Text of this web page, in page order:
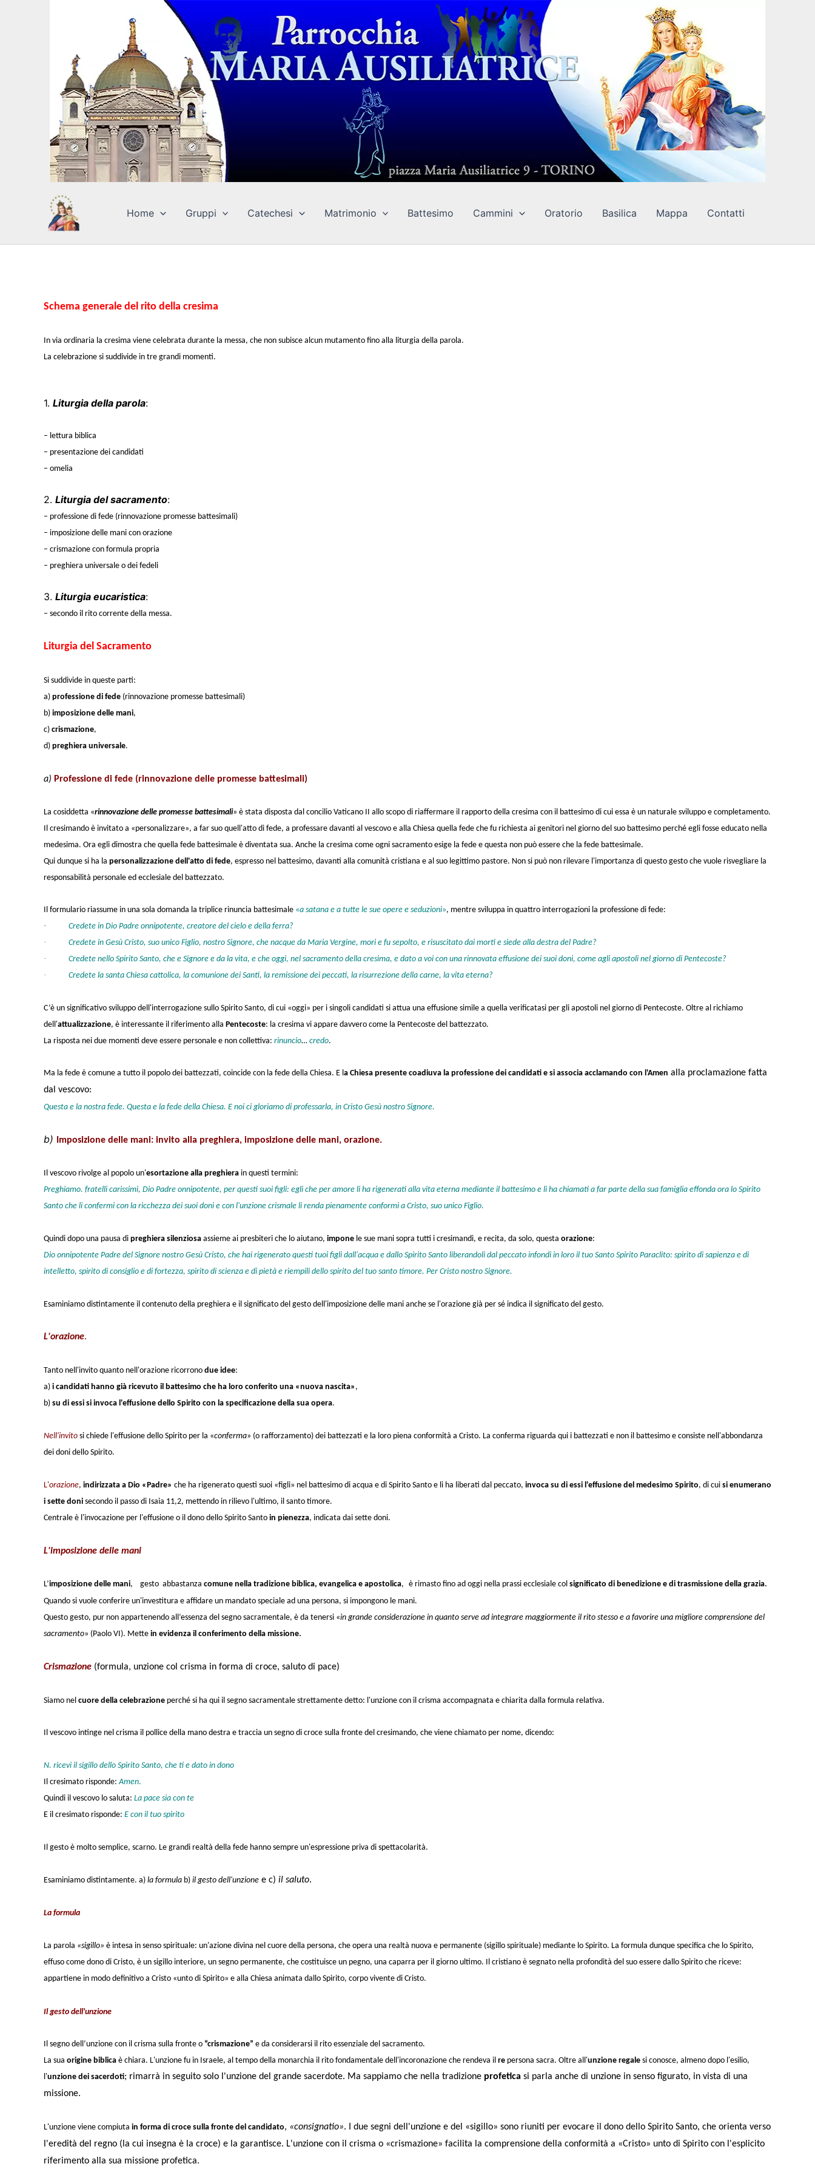
Home Gruppi Catechesi Matrimonio Battesimo Cammini Oratorio Basilica Mappa Contatti
Schema generale del rito della cresima
In via ordinaria la cresima viene celebrata durante la messa, che non subisce alcun mutamento fino alla liturgia della parola.
La celebrazione si suddivide in tre grandi momenti.
1. Liturgia della parola:
– lettura biblica
– presentazione dei candidati
– omelia
2. Liturgia del sacramento:
– professione di fede (rinnovazione promesse battesimali)
– imposizione delle mani con orazione
– crismazione con formula propria
– preghiera universale o dei fedeli
3. Liturgia eucaristica:
– secondo il rito corrente della messa.
Liturgia del Sacramento
Si suddivide in queste parti:
a) professione di fede (rinnovazione promesse battesimali)
b) imposizione delle mani,
c) crismazione,
d) preghiera universale.
a) Professione di fede (rinnovazione delle promesse battesimali)
La cosiddetta «rinnovazione delle promesse battesimali» è stata disposta dal concilio Vaticano II allo scopo di riaffermare il rapporto della cresima con il battesimo di cui essa è un naturale sviluppo e completamento.
Il cresimando è invitato a «personalizzare», a far suo quell'atto di fede, a professare davanti al vescovo e alla Chiesa quella fede che fu richiesta ai genitori nel giorno del suo battesimo perché egli fosse educato nella
medesima. Ora egli dimostra che quella fede battesimale è diventata sua. Anche la cresima come ogni sacramento esige la fede e questa non può essere che la fede battesimale.
Qui dunque si ha la personalizzazione dell'atto di fede, espresso nel battesimo, davanti alla comunità cristiana e al suo legittimo pastore. Non si può non rilevare l'importanza di questo gesto che vuole risvegliare la
responsabilità personale ed ecclesiale del battezzato.
Il formulario riassume in una sola domanda la triplice rinuncia battesimale «a satana e a tutte le sue opere e seduzioni», mentre sviluppa in quattro interrogazioni la professione di fede:
·
Credete in Dio Padre onnipotente, creatore del cielo e della ferra?
·
Credete in Gesù Cristo, suo unico Figlio, nostro Signore, che nacque da Maria Vergine, mori e fu sepolto, e risuscitato dai morti e siede alla destra del Padre?
·
Credete nello Spirito Santo, che e Signore e da la vita, e che oggi, nel sacramento della cresima, e dato a voi con una rinnovata effusione dei suoi doni, come agli apostoli nel giorno di Pentecoste?
·
Credete la santa Chiesa cattolica, la comunione dei Santi, la remissione dei peccati, la risurrezione della carne, la vita eterna?
C’è un significativo sviluppo dell'interrogazione sullo Spirito Santo, di cui «oggi» per i singoli candidati si attua una effusione simile a quella verificatasi per gli apostoli nel giorno di Pentecoste. Oltre al richiamo
dell'attualizzazione, è interessante il riferimento alla Pentecoste: la cresima vi appare davvero come la Pentecoste del battezzato.
La risposta nei due momenti deve essere personale e non collettiva: rinuncio… credo.
Ma la fede è comune a tutto il popolo dei battezzati, coincide con la fede della Chiesa. E l a Chiesa presente coadiuva la professione dei candidati e si associa acclamando con l'Amen alla proclamazione fatta
dal vescovo:
Questa e la nostra fede. Questa e la fede della Chiesa. E noi ci gloriamo di professarla, in Cristo Gesù nostro Signore.
b) Imposizione delle mani: invito alla preghiera, imposizione delle mani, orazione.
Il vescovo rivolge al popolo un'esortazione alla preghiera in questi termini:
Preghiamo. fratelli carissimi, Dio Padre onnipotente, per questi suoi figli: egli che per amore li ha rigenerati alla vita eterna mediante il battesimo e li ha chiamati a far parte della sua famiglia effonda ora lo Spirito
Santo che li confermi con la ricchezza dei suoi doni e con l'unzione crismale li renda pienamente conformi a Cristo, suo unico Figlio.
Quindi dopo una pausa di preghiera silenziosa assieme ai presbiteri che lo aiutano, impone le sue mani sopra tutti i cresimandi, e recita, da solo, questa orazione:
Dio onnipotente Padre del Signore nostro Gesù Cristo, che hai rigenerato questi tuoi figli dall'acqua e dallo Spirito Santo liberandoli dal peccato infondi in loro il tuo Santo Spirito Paraclito: spirito di sapienza e di
intelletto, spirito di consiglio e di fortezza, spirito di scienza e di pietà e riempili dello spirito del tuo santo timore. Per Cristo nostro Signore.
Esaminiamo distintamente il contenuto della preghiera e il significato del gesto dell'imposizione delle mani anche se l'orazione già per sé indica il significato del gesto.
L'orazione.
Tanto nell'invito quanto nell'orazione ricorrono due idee:
a) i candidati hanno già ricevuto il battesimo che ha loro conferito una «nuova nascita» ,
b) su di essi si invoca l'effusione dello Spirito con la specificazione della sua opera.
Nell'invito si chiede l'effusione dello Spirito per la «conferma» (o rafforzamento) dei battezzati e la loro piena conformità a Cristo. La conferma riguarda qui i battezzati e non il battesimo e consiste nell'abbondanza
dei doni dello Spirito.
L'orazione, indirizzata a Dio «Padre» che ha rigenerato questi suoi «figli» nel battesimo di acqua e di Spirito Santo e li ha liberati dal peccato, invoca su di essi l'effusione del medesimo Spirito, di cui si enumerano
i sette doni secondo il passo di Isaia 11,2, mettendo in rilievo l'ultimo, il santo timore.
Centrale è l'invocazione per l'effusione o il dono dello Spirito Santo in pienezza, indicata dai sette doni.
L'imposizione delle mani
L’imposizione delle mani, gesto abbastanza comune nella tradizione biblica, evangelica e apostolica, è rimasto fino ad oggi nella prassi ecclesiale col significato di benedizione e di trasmissione della grazia.
Quando si vuole conferire un'investitura e affidare un mandato speciale ad una persona, si impongono le mani.
Questo gesto, pur non appartenendo all’essenza del segno sacramentale, è da tenersi «in grande considerazione in quanto serve ad integrare maggiormente il rito stesso e a favorire una migliore comprensione del
sacramento» (Paolo VI). Mette in evidenza il conferimento della missione.
Crismazione (formula, unzione col crisma in forma di croce, saluto di pace)
Siamo nel cuore della celebrazione perché si ha qui il segno sacramentale strettamente detto: l'unzione con il crisma accompagnata e chiarita dalla formula relativa.
Il vescovo intinge nel crisma il pollice della mano destra e traccia un segno di croce sulla fronte del cresimando, che viene chiamato per nome, dicendo:
N. ricevi il sigillo dello Spirito Santo, che ti e dato in dono
Il cresimato risponde:Amen.
Quindi il vescovo lo saluta: La pace sia con te
E il cresimato risponde: E con il tuo spirito
Il gesto è molto semplice, scarno. Le grandi realtà della fede hanno sempre un'espressione priva di spettacolarità.
Esaminiamo distintamente. a) la formula b) il gesto dell'unzione e c) il saluto.
La formula
La parola «sigillo» è intesa in senso spirituale: un'azione divina nel cuore della persona, che opera una realtà nuova e permanente (sigillo spirituale) mediante lo Spirito. La formula dunque specifica che lo Spirito,
effuso come dono di Cristo, è un sigillo interiore, un segno permanente, che costituisce un pegno, una caparra per il giorno ultimo. Il cristiano è segnato nella profondità del suo essere dallo Spirito che riceve:
appartiene in modo definitivo a Cristo «unto di Spirito» e alla Chiesa animata dallo Spirito, corpo vivente di Cristo.
Il gesto dell'unzione
Il segno dell’unzione con il crisma sulla fronte o “crismazione” e da considerarsi il rito essenziale del sacramento.
La sua origine biblica è chiara. L'unzione fu in Israele, al tempo della monarchia il rito fondamentale dell'incoronazione che rendeva il re persona sacra. Oltre all'unzione regale si conosce, almeno dopo l'esilio,
l'unzione dei sacerdoti; rimarrà in seguito solo l'unzione del grande sacerdote. Ma sappiamo che nella tradizione profetica si parla anche di unzione in senso figurato, in vista di una
missione.
L'unzione viene compiuta in forma di croce sulla fronte del candidato, «consignatio». I due segni dell'unzione e del «sigillo» sono riuniti per evocare il dono dello Spirito Santo, che orienta verso
l'eredità del regno (la cui insegna è la croce) e la garantisce. L'unzione con il crisma o «crismazione» facilita la comprensione della conformità a «Cristo» unto di Spirito con l'esplicito
riferimento alla sua missione profetica.